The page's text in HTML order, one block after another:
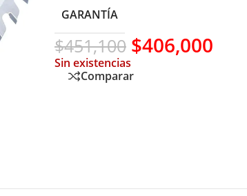
GARANTÍA
$451,100 $406,000
Sin existencias
Comparar